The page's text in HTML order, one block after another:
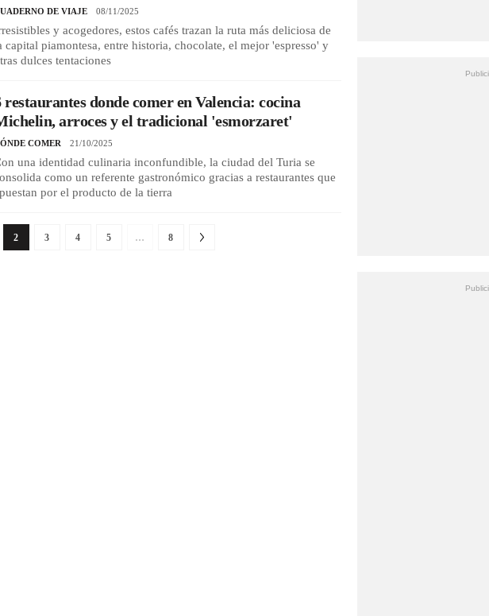
DE VIAJE 08/11/2025
y acogedores, estos cafés trazan la ruta más deliciosa de
capital piamontesa, entre historia, chocolate, el mejor 'espresso' y
dulces tentaciones
restaurantes donde comer en Valencia: cocina
arroces y el tradicional 'esmorzaret'
COMER 21/10/2025
una identidad culinaria inconfundible, la ciudad del Turia se
como un referente gastronómico gracias a restaurantes que
por el producto de la tierra
2 3 4 5 … 8